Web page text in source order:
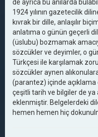
de ayrıca bu anılarda
1924 yılının gazetecilik
kıvrak bir dille, anlaşılır
anlatıma o günün geçerli
(üslubu) bozmamak
sözcükler ve deyimler, o
Türkçesi ile karşılamak
sözcükler aynen
(parantez) içinde açıklama
çeşitli tarih ve bilgiler de
eklenmiştir. Belgelerdeki
hemen hemen hiç